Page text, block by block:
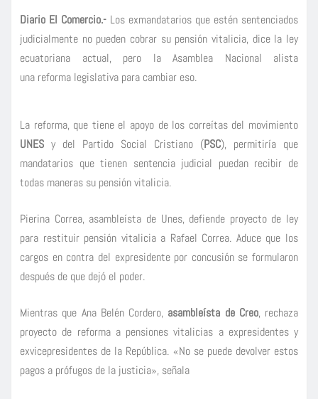
Diario El Comercio.- Los exmandatarios que estén sentenciados
judicialmente no pueden cobrar su pensión vitalicia, dice la ley
ecuatoriana actual, pero la Asamblea Nacional alista
una reforma legislativa para cambiar eso.
La reforma, que tiene el apoyo de los correítas del movimiento
UNES y del Partido Social Cristiano (PSC), permitiría que
mandatarios que tienen sentencia judicial puedan recibir de
todas maneras su pensión vitalicia.
Pierina Correa, asambleísta de Unes, defiende proyecto de ley
para restituir pensión vitalicia a Rafael Correa. Aduce que los
cargos en contra del expresidente por concusión se formularon
después de que dejó el poder.
Mientras que Ana Belén Cordero, asambleísta de Creo, rechaza
proyecto de reforma a pensiones vitalicias a expresidentes y
exvicepresidentes de la República. «No se puede devolver estos
pagos a prófugos de la justicia», señala